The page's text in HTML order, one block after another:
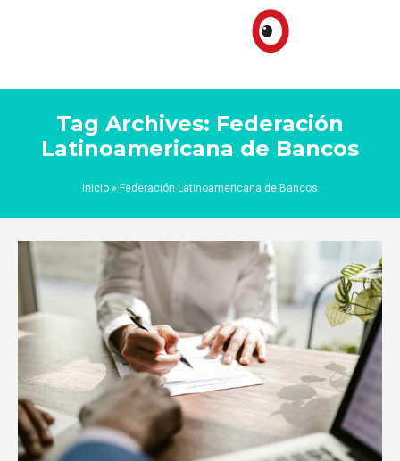
Tag Archives: Federación
Latinoamericana de Bancos
Inicio » Federación Latinoamericana de Bancos